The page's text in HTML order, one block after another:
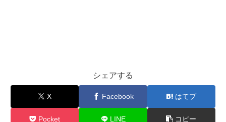
シェアする
X Facebook はてブ
Pocket LINE コピー